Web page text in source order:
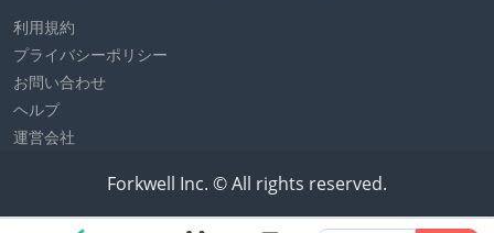
利用規約
プライバシーポリシー
お問い合わせ
ヘルプ
運営会社
Forkwell Inc. © All rights reserved.